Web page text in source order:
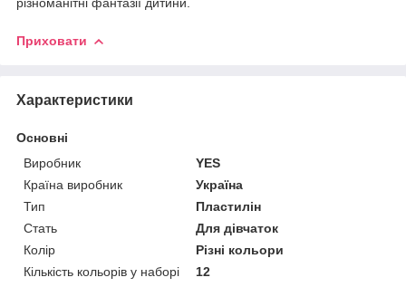
Приховати
Характеристики
Основні
Виробник
YES
Країна виробник
Україна
Тип
Пластилін
Стать
Для дівчаток
Колір
Різні кольори
Кількість кольорів у наборі
12